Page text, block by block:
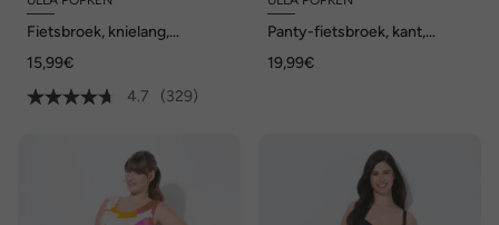
Fietsbroek, knielang,
15,99€
4.7
(329)
Panty-fietsbroek, kant,
19,99€